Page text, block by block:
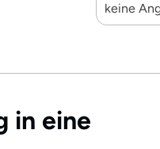
in eine